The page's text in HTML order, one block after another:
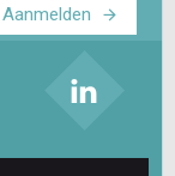
Aanmelden